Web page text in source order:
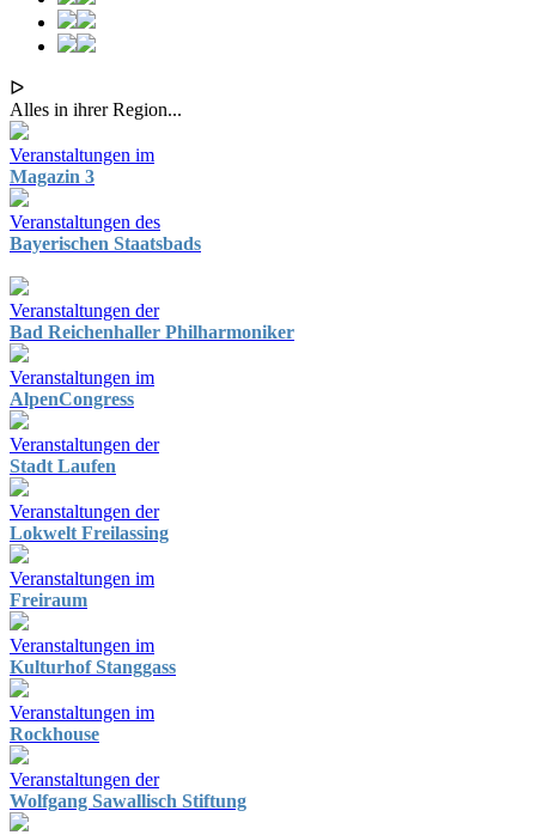
ᐅ
Alles in ihrer Region...
Veranstaltungen im
Magazin 3
Veranstaltungen des
Bayerischen Staatsbads
Veranstaltungen der
Bad Reichenhaller Philharmoniker
Veranstaltungen im
AlpenCongress
Veranstaltungen der
Stadt Laufen
Veranstaltungen der
Lokwelt Freilassing
Veranstaltungen im
Freiraum
Veranstaltungen im
Kulturhof Stanggass
Veranstaltungen im
Rockhouse
Veranstaltungen der
Wolfgang Sawallisch Stiftung